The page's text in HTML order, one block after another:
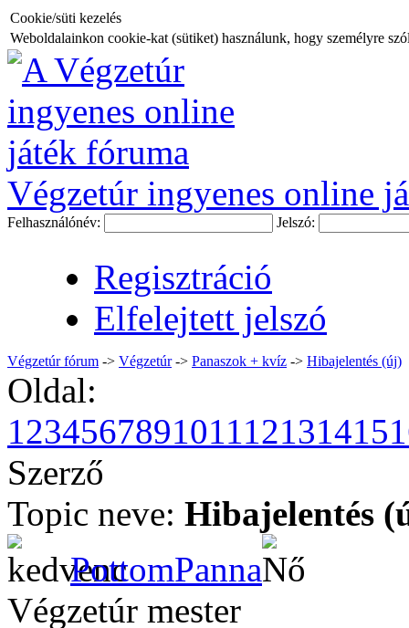
Cookie/süti kezelés
Weboldalainkon cookie-kat (sütiket) használunk, hogy személyre
Végzetúr ingyenes online
Felhasználónév: Jelszó:
Regisztráció
Elfelejtett jelszó
Végzetúr fórum -> Végzetúr-> Panaszok + kvíz -> Hibajelentés (új)
Oldal:
123456789101112131415
Szerző
Topic neve: Hibajelentés
PottomPanna
Végzetúr mester